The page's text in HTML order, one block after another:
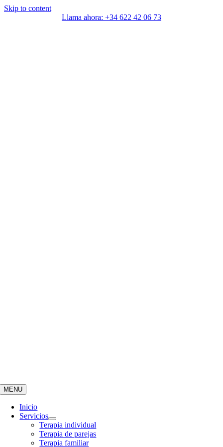
Skip to content
Llama ahora: +34 622 42 06 73
MENU
Inicio
Servicios
Terapia individual
Terapia de parejas
Terapia familiar